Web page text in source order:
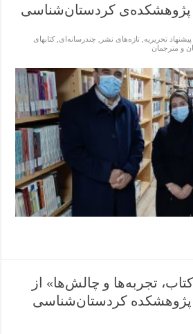
پژوهشکده‌ی کردستان‌شناسی
پیشنهاد تحریریه ,تازەهای نشر چندرسانه‌ای ,کتابهای
و مترجمان
تجربه‌ها و چالش‌ها» از
کردستان‌شناسی